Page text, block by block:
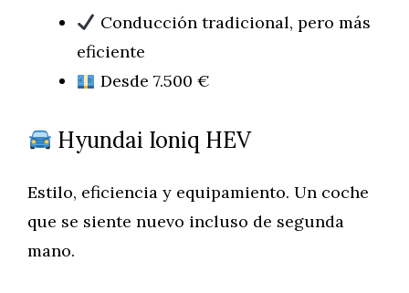
Conducción tradicional, pero más
eficiente
Desde 7.500 €
Hyundai Ioniq HEV
Estilo, eficiencia y equipamiento. Un coche
que se siente nuevo incluso de segunda
mano.